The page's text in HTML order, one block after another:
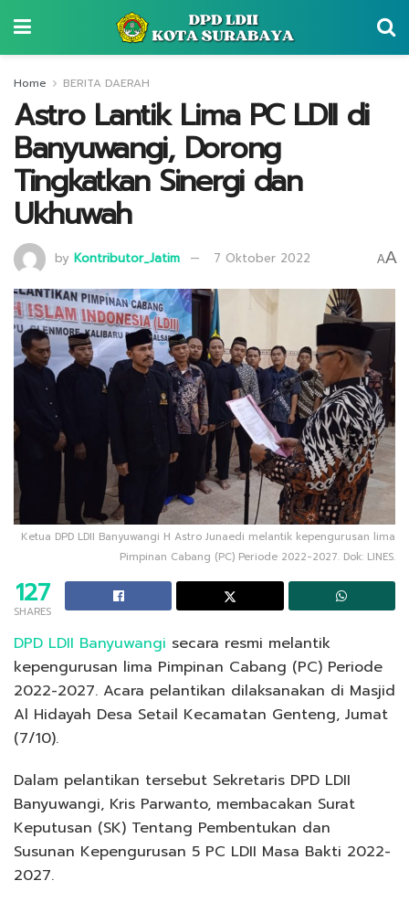
Home BERITA DAERAH
Astro Lantik Lima PC LDII di
Banyuwangi, Dorong
Tingkatkan Sinergi dan
Ukhuwah
by Kontributor_Jatim 7 Oktober 2022 AA
Ketua DPD LDII Banyuwangi H Astro Junaedi melantik kepengurusan lima
Pimpinan Cabang (PC) Periode 2022-2027. Dok: LINES.
127
SHARES
DPD LDII Banyuwangi secara resmi melantik
kepengurusan lima Pimpinan Cabang (PC) Periode
2022-2027. Acara pelantikan dilaksanakan di Masjid
Al Hidayah Desa Setail Kecamatan Genteng, Jumat
(7/10).
Dalam pelantikan tersebut Sekretaris DPD LDII
Banyuwangi, Kris Parwanto, membacakan Surat
Keputusan (SK) Tentang Pembentukan dan
Susunan Kepengurusan 5 PC LDII Masa Bakti 2022-
2027.